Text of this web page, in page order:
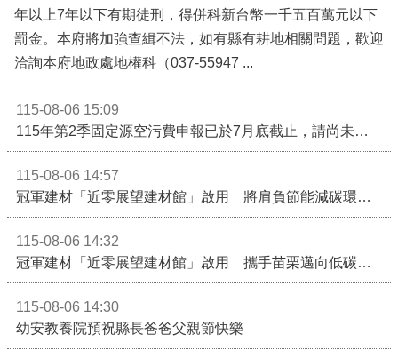
年以上7年以下有期徒刑，得併科新台幣一千五百萬元以下
罰金。本府將加強查緝不法，如有縣有耕地相關問題，歡迎
洽詢本府地政處地權科（037-55947 ...
115-08-06 15:09
115年第2季固定源空污費申報已於7月底截止，請尚未申報公私場所儘速完成申繳，以免面臨滯納金及罰鍰!
115-08-06 14:57
冠軍建材「近零展望建材館」啟用 將肩負節能減碳環境教育重任
115-08-06 14:32
冠軍建材「近零展望建材館」啟用 攜手苗栗邁向低碳建築新未來
115-08-06 14:30
幼安教養院預祝縣長爸爸父親節快樂